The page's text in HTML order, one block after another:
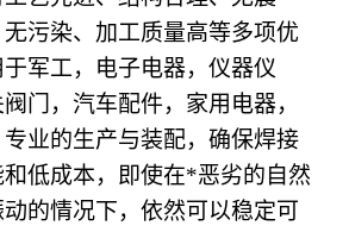
污染、加工质量高等多项优
军工，电子电器，仪器仪
门，汽车配件，家用电器，
业的生产与装配，确保焊接
低成本，即使在*恶劣的自然
的情况下，依然可以稳定可